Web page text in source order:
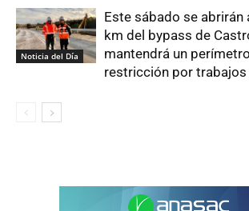
Noticia del Día
Este sábado se abrirán
km del bypass de
mantendrá un
restricción por